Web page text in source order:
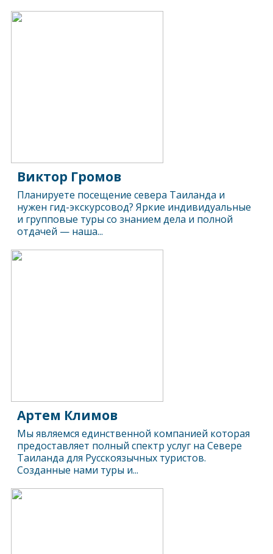
Виктор Громов
Планируете посещение севера Таиланда и
нужен гид-экскурсовод? Яркие индивидуальные
и групповые туры со знанием дела и полной
отдачей — наша...
Артем Климов
Мы являемся единственной компанией которая
предоставляет полный спектр услуг на Севере
Таиланда для Русскоязычных туристов.
Созданные нами туры и...